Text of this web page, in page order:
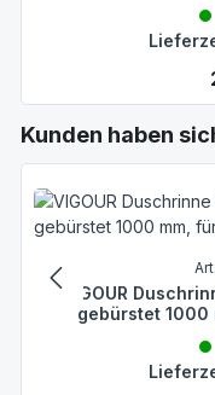
Produktgalerie
Kunden haben
VIGOUR
gebürstet 1000